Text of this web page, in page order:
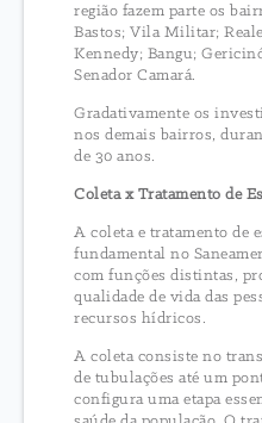
região fazem parte os
Bastos; Vila Militar;
Kennedy; Bangu;
Senador Camará.
Gradativamente os
nos demais bairros,
de 30 anos.
Coleta x Tratamento de
A coleta e tratamento de
fundamental no
com funções distintas,
qualidade de vida das
recursos hídricos.
A coleta consiste no
de tubulações até um
configura uma etapa